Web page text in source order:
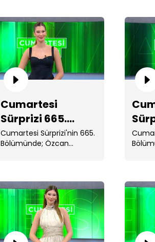
Cumartesi
Sürprizi 665.
Bölüm
Cumartesi Sürprizi'nin 665.
Bölümünde; Özcan